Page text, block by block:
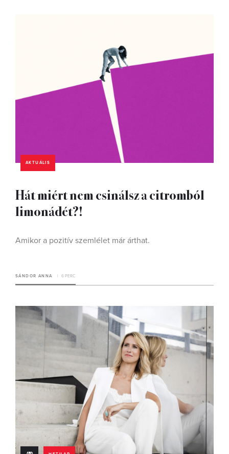
AKTUÁLIS
Hát miért nem csinálsz a citromból
limonádét?!
Amikor a pozitív szemlélet már árthat.
SÁNDOR ANNA 6 PERC